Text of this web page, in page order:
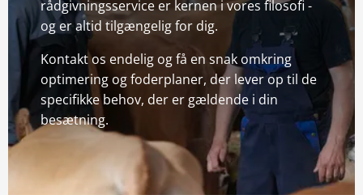
rådgivningsservice er kernen i vores filosofi -
og er altid tilgængelig for dig.
Kontakt os endelig og få en snak omkring
optimering og foderplaner, der lever op til de
specifikke behov, der er gældende i din
besætning.